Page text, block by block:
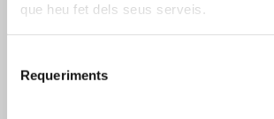
que heu fet dels seus serveis.
Requeriments
palmera,